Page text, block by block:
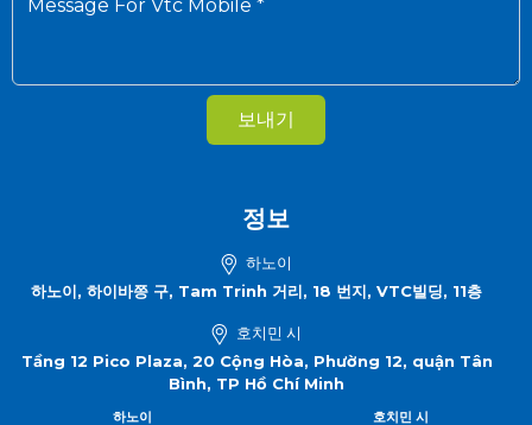
보내기
정보
하노이
하노이, 하이바쯩 구, Tam Trinh 거리, 18 번지, VTC빌딩, 11층
호치민 시
Tầng 12 Pico Plaza, 20 Cộng Hòa, Phường 12, quận Tân
Bình, TP Hồ Chí Minh
하노이 호치민 시